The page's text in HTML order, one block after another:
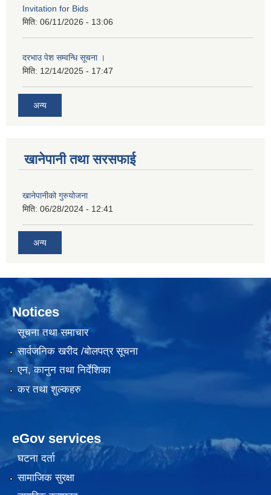
Invitation for Bids
मिति: 06/11/2026 - 13:06
दरभाउ पेश सम्वन्धि सूचना ।
मिति: 12/14/2025 - 17:47
अन्य
खानेपानी तथा सरसफाई
खानेपानीको गुरुयोजना
मिति: 06/28/2024 - 12:41
अन्य
Notices
सूचना तथा समाचार
सार्वजनिक खरीद /बोलपत्र सूचना
एन, कानुन तथा निर्देशिका
कर तथा शुल्कहरु
eGov services
घटना दर्ता
सामाजिक सुरक्षा